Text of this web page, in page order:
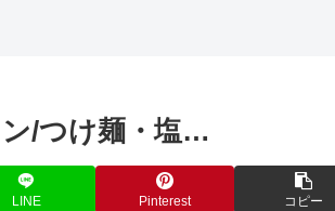
/つけ麺・塩…
LINE Pinterest コピー